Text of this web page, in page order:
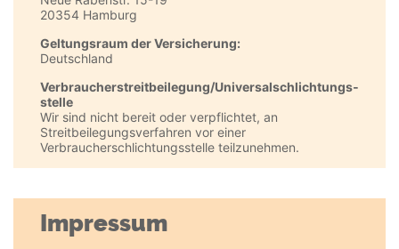
20354 Hamburg
Geltungsraum der Versicherung:
Deutschland
Verbraucher­streit­beilegung/Universal­schlichtungs­
stelle
Wir sind nicht bereit oder verpflichtet, an
Streitbeilegungsverfahren vor einer
Verbraucherschlichtungsstelle teilzunehmen.
Impressum